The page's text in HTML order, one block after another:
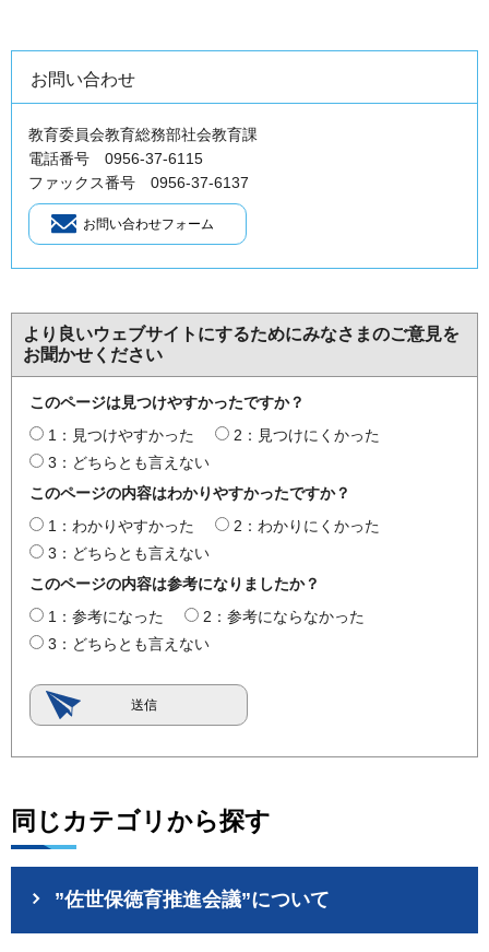
お問い合わせ
教育委員会教育総務部社会教育課
電話番号 0956-37-6115
ファックス番号 0956-37-6137
より良いウェブサイトにするためにみなさまのご意見を
お聞かせください
このページは見つけやすかったですか？
1：見つけやすかった
2：見つけにくかった
3：どちらとも言えない
このページの内容はわかりやすかったですか？
1：わかりやすかった
2：わかりにくかった
3：どちらとも言えない
このページの内容は参考になりましたか？
1：参考になった
2：参考にならなかった
3：どちらとも言えない
同じカテゴリから探す
”佐世保徳育推進会議”について